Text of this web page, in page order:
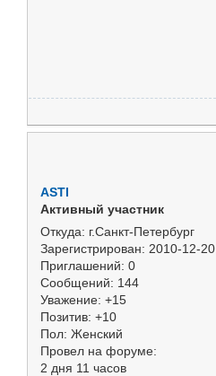
ASTI
Активный участник
Откуда: г.Санкт-Петербург
Зарегистрирован: 2010-12-20
Приглашений: 0
Сообщений: 144
Уважение: +15
Позитив: +10
Пол: Женский
Провел на форуме:
2 дня 11 часов